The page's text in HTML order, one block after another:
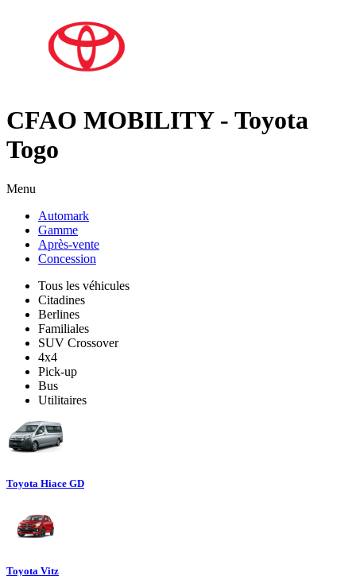
CFAO MOBILITY - Toyota
Togo
Menu
Automark
Gamme
Après-vente
Concession
Tous les véhicules
Citadines
Berlines
Familiales
SUV Crossover
4x4
Pick-up
Bus
Utilitaires
Toyota Hiace GD
Toyota Vitz